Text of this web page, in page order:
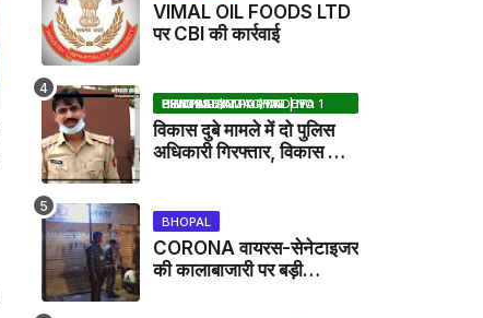
VIMAL OIL FOODS LTD
पर CBI की कार्रवाई
BHOPAL SAMACHAR | NO 1 HINDI NEWS PORTAL OF CENTRAL INDIA (MADHYA PRADESH)
विकास दुबे मामले में दो पुलिस
अधिकारी गिरफ्तार, विकास की
BHOPAL
CORONA वायरस-सेनेटाइजर
की कालाबाजारी पर बड़ी